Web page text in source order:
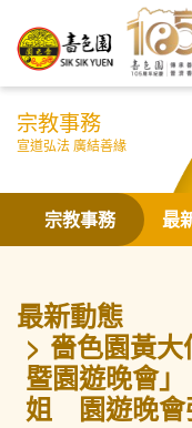
宗教事務
宣道弘法 廣結善緣
宗教事務 最
最新動態
嗇色園黃
暨園遊晚會
姐 園遊晚會